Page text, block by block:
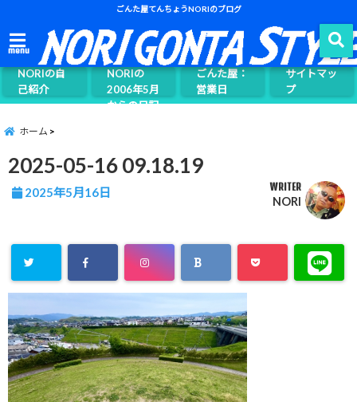
ごんた屋てんちょうNORIのブログ
menu
NORIの自
己紹介
ごんた屋て
んちょう
NORIの
2006年5月
からの日記
ごんた屋：
営業日
サイトマッ
プ
ホーム
2025-05-16 09.18.19
2025年5月16日 WRITER
NORI